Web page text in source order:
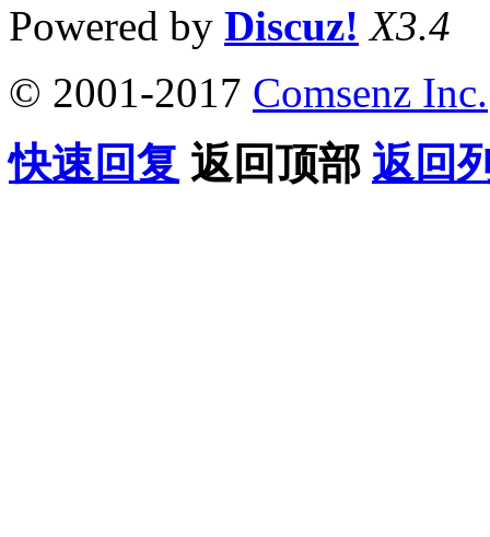
Powered by Discuz! X3.4
© 2001-2017 Comsenz Inc.
快速回复 返回顶部 返回